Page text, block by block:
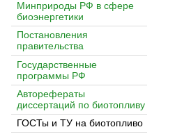
Минприроды РФ в сфере
биоэнергетики
Постановления
правительства
Государственные
программы РФ
Авторефераты
диссертаций по биотопливу
ГОСТы и ТУ на биотопливо